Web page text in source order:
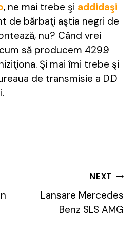
, ne mai trebe şi addidaşi
de bărbaţi aştia negri de
nu? Când vrei
să producem 429.9
Şi mai îmi trebe şi
de transmisie a D.D
NEXT
Lansare Mercedes
Benz SLS AMG